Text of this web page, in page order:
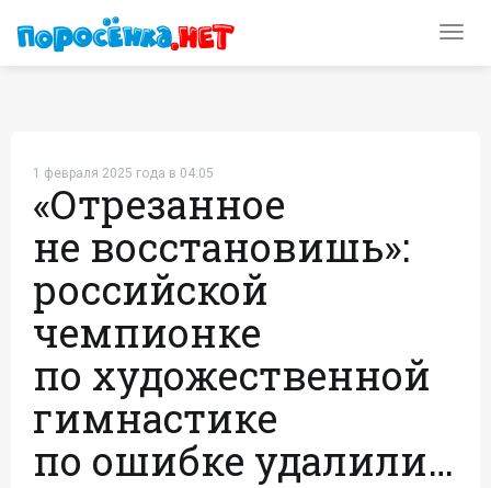
1 февраля 2025 года в 04:05
«Отрезанное
не восстановишь»:
российской
чемпионке
по художественной
гимнастике
по ошибке удалили…